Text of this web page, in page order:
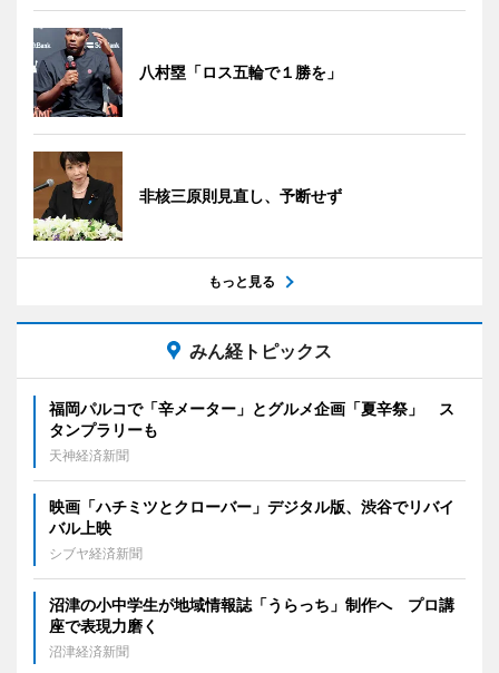
八村塁「ロス五輪で１勝を」
非核三原則見直し、予断せず
もっと見る
みん経トピックス
福岡パルコで「辛メーター」とグルメ企画「夏辛祭」 ス
タンプラリーも
天神経済新聞
映画「ハチミツとクローバー」デジタル版、渋谷でリバイ
バル上映
シブヤ経済新聞
沼津の小中学生が地域情報誌「うらっち」制作へ プロ講
座で表現力磨く
沼津経済新聞